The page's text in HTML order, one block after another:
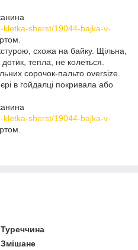
sherst/19044-bajka-v-
схожа на байку. Щільна,
тепла, не колеться.
сорочок-пальто oversize.
в гойдалці покривала або
sherst/19044-bajka-v-
Туреччина
Змішане